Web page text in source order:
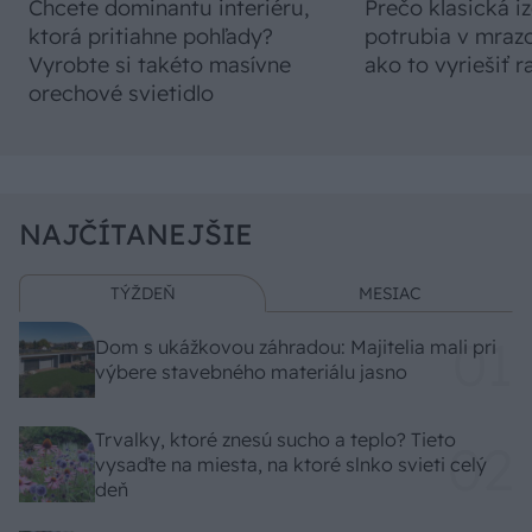
Chcete dominantu interiéru,
ktorá pritiahne pohľady?
Vyrobte si takéto masívne
orechové svietidlo
Prečo klasická
potrubia v
ako to vyriešiť
NAJČÍTANEJŠIE
TÝŽDEŇ MESIAC
Dom s ukážkovou záhradou: Majitelia mali pri
výbere stavebného materiálu jasno
Trvalky, ktoré znesú sucho a teplo? Tieto
vysaďte na miesta, na ktoré slnko svieti celý
deň